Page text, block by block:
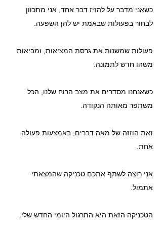
כשאני מדבר על להזיז דבר אחד, אני מתכוון
לבחור בפעולות שבאמת יש להן השפעה.
פעולות שמשנות את גרסת המציאות, ומביאות
משהו חדש לתמונה.
כשאנחנו מסדרים את מצב הרוח שלנו, הכל
משתפר מאותה הנקודה.
זאת הוזזה של מאה דברים, באמצעות פעולה
אחת.
אני רוצה לשתף אתכם טכניקה שהמצאתי
אתמול.
הטכניקה הזאת היא התרגול היומי החדש שלי.